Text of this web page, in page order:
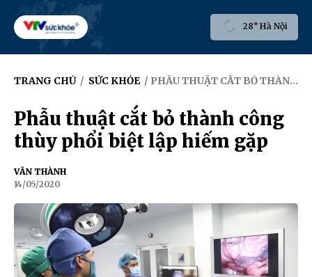
28° Hà Nội
TRANG CHỦ / SỨC KHỎE / PHẪU THUẬT CẮT BỎ THÀNH CÔNG THÙY PHỔI BIỆT LẬP HIẾM GẶP
Phẫu thuật cắt bỏ thành công
thùy phổi biệt lập hiếm gặp
VĂN THÀNH
14/05/2020